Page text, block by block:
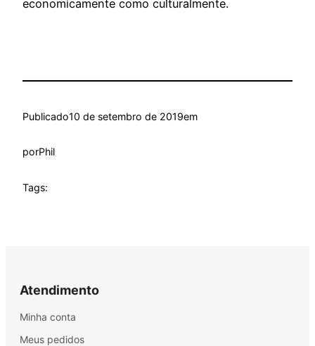
economicamente como culturalmente.
Publicado10 de setembro de 2019em
porPhil
Tags:
Atendimento
Minha conta
Meus pedidos